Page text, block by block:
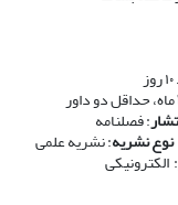
: فصلنامه
​​​​​​​نوع نشریه: نشریه علمی
: الکترونیکی